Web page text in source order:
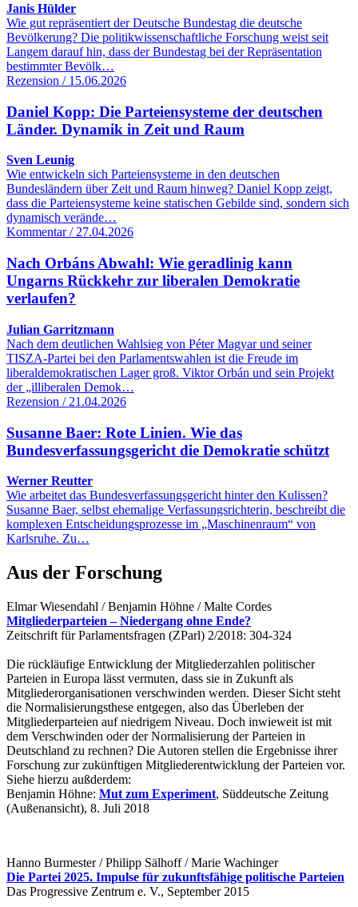
Janis Hülder
Wie gut repräsentiert der Deutsche Bundestag die deutsche
Bevölkerung? Die politikwissenschaftliche Forschung weist seit
Langem darauf hin, dass der Bundestag bei der Repräsentation
bestimmter Bevölk…
Rezension / 15.06.2026
Daniel Kopp: Die Parteiensysteme der deutschen
Länder. Dynamik in Zeit und Raum
Sven Leunig
Wie entwickeln sich Parteiensysteme in den deutschen
Bundesländern über Zeit und Raum hinweg? Daniel Kopp zeigt,
dass die Parteiensysteme keine statischen Gebilde sind, sondern sich
dynamisch verände…
Kommentar / 27.04.2026
Nach Orbáns Abwahl: Wie geradlinig kann
Ungarns Rückkehr zur liberalen Demokratie
verlaufen?
Julian Garritzmann
Nach dem deutlichen Wahlsieg von Péter Magyar und seiner
TISZA-Partei bei den Parlamentswahlen ist die Freude im
liberaldemokratischen Lager groß. Viktor Orbán und sein Projekt
der „illiberalen Demok…
Rezension / 21.04.2026
Susanne Baer: Rote Linien. Wie das
Bundesverfassungsgericht die Demokratie schützt
Werner Reutter
Wie arbeitet das Bundesverfassungsgericht hinter den Kulissen?
Susanne Baer, selbst ehemalige Verfassungsrichterin, beschreibt die
komplexen Entscheidungsprozesse im „Maschinenraum“ von
Karlsruhe. Zu…
Aus der Forschung
Elmar Wiesendahl / Benjamin Höhne / Malte Cordes
Mitgliederparteien – Niedergang ohne Ende?
Zeitschrift für Parlamentsfragen (ZParl) 2/2018: 304-324
Die rückläufige Entwicklung der Mitgliederzahlen politischer
Parteien in Europa lässt vermuten, dass sie in Zukunft als
Mitgliederorganisationen verschwinden werden. Dieser Sicht steht
die Normalisierungsthese entgegen, also das Überleben der
Mitgliederparteien auf niedrigem Niveau. Doch inwieweit ist mit
dem Verschwinden oder der Normalisierung der Parteien in
Deutschland zu rechnen? Die Autoren stellen die Ergebnisse ihrer
Forschung zur zukünftigen Mitgliederentwicklung der Parteien vor.
Siehe hierzu außderdem:
Benjamin Höhne: Mut zum Experiment, Süddeutsche Zeitung
(Außenansicht), 8. Juli 2018
Hanno Burmester / Philipp Sälhoff / Marie Wachinger
Die Partei 2025. Impulse für zukunftsfähige politische Parteien
Das Progressive Zentrum e. V., September 2015